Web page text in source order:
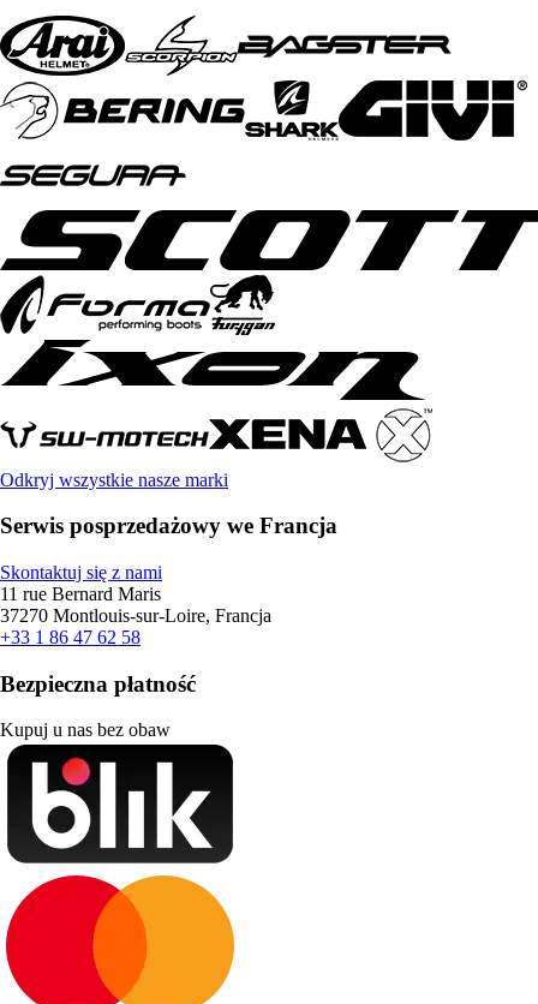
Odkryj wszystkie nasze marki
Serwis posprzedażowy we Francja
Skontaktuj się z nami
11 rue Bernard Maris
37270 Montlouis-sur-Loire, Francja
+33 1 86 47 62 58
Bezpieczna płatność
Kupuj u nas bez obaw